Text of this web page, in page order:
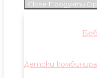
Close Продукти
Детски